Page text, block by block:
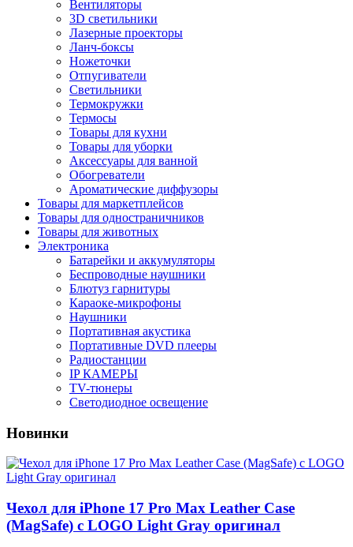
Вентиляторы
3D светильники
Лазерные проекторы
Ланч-боксы
Ножеточки
Отпугиватели
Светильники
Термокружки
Термосы
Товары для кухни
Товары для уборки
Аксессуары для ванной
Обогреватели
Ароматические диффузоры
Товары для маркетплейсов
Товары для одностраничников
Товары для животных
Электроника
Батарейки и аккумуляторы
Беспроводные наушники
Блютуз гарнитуры
Караоке-микрофоны
Наушники
Портативная акустика
Портативные DVD плееры
Радиостанции
IP КАМЕРЫ
TV-тюнеры
Светодиодное освещение
Новинки
Чехол для iPhone 17 Pro Max Leather Case
(MagSafe) c LOGO Light Gray оригинал